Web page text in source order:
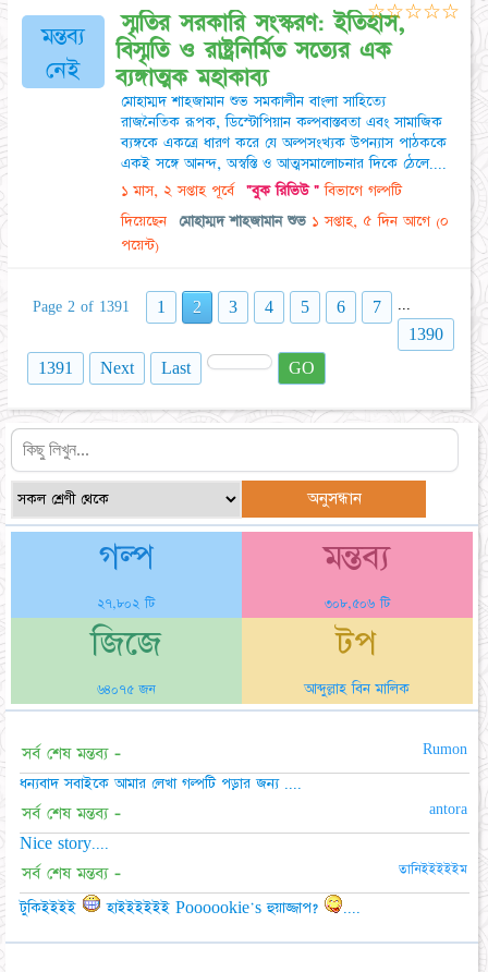
মন্তব্য
নেই
স্মৃতির সরকারি সংস্করণ: ইতিহাস,
বিস্মৃতি ও রাষ্ট্রনির্মিত সত্যের এক
ব্যঙ্গাত্মক মহাকাব্য
মোহাম্মদ শাহজামান শুভ সমকালীন বাংলা সাহিত্যে
রাজনৈতিক রূপক, ডিস্টোপিয়ান কল্পবাস্তবতা এবং সামাজিক
ব্যঙ্গকে একত্রে ধারণ করে যে অল্পসংখ্যক উপন্যাস পাঠককে
একই সঙ্গে আনন্দ, অস্বস্তি ও আত্মসমালোচনার দিকে ঠেলে....
১ মাস, ২ সপ্তাহ পূর্বে "বুক রিভিউ "বিভাগে গল্পটি
দিয়েছেন
মোহাম্মদ শাহজামান শুভ ১ সপ্তাহ, ৫ দিন আগে (০
পয়েন্ট)
☆☆☆☆☆
Page 2 of 1391 1 2 3 4 5 6 7
...
1390
1391
Next Last GO
গল্প
২৭,৮০২ টি
মন্তব্য
৩০৮,৫০৬ টি
জিজে
৬৪০৭৫ জন
টপ
আব্দুল্লাহ বিন মালিক
সর্ব শেষ মন্তব্য - Rumon
ধন্যবাদ সবাইকে আমার লেখা গল্পটি পড়ার জন্য ....
সর্ব শেষ মন্তব্য - antora
Nice story....
সর্ব শেষ মন্তব্য - তানিইইইইইম
টুকিইইইই হাইইইইইই Poooookie's হুয়াজ্জাপ? ....